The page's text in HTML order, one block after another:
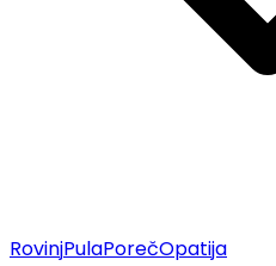
RovinjPulaPorečOpatija